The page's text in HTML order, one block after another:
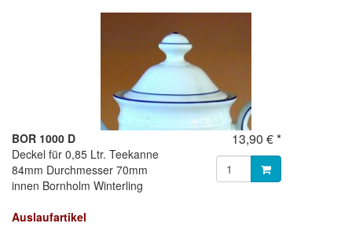
BOR 1000 D
Deckel für 0,85 Ltr. Teekanne
84mm Durchmesser 70mm
innen Bornholm Winterling
Auslaufartikel
13,90 € *